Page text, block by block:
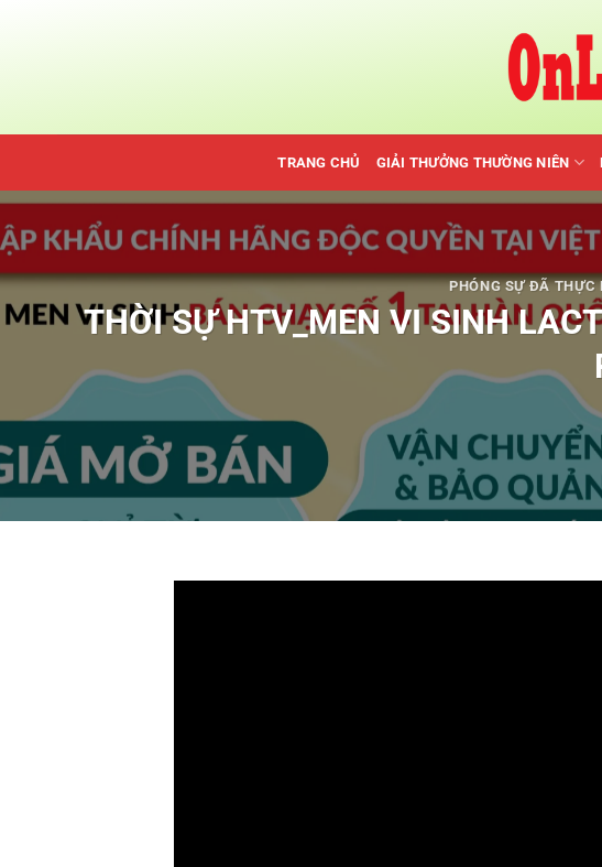
TRANG CHỦ GIẢI THƯỞNG THƯỜNG NIÊN
PHÓNG SỰ ĐÃ THỰC
THỜI SỰ HTV_MEN VI SINH